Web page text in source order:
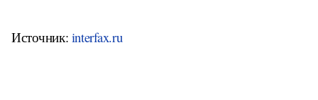
Источник: interfax.ru